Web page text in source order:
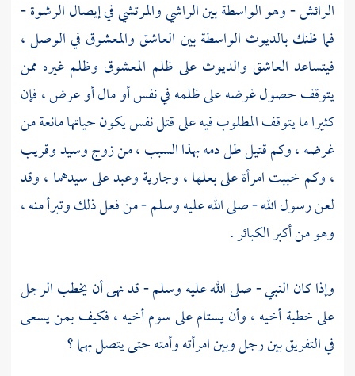
الرائش - وهو الواسطة بين الراشي والمرتشي في إيصال الرشوة -
فما ظنك بالديوث الواسطة بين العاشق والمعشوق في الوصل ،
فيتساعد العاشق والديوث على ظلم المعشوق وظلم غيره ممن
يتوقف حصول غرضه على ظلمه في نفس أو مال أو عرض ، فإن
كثيرا ما يتوقف المطلوب فيه على قتل نفس يكون حياتها مانعة من
غرضه ، وكم قتيل طل دمه بهذا السبب ، من زوج وسيد وقريب
، وكم خببت امرأة على بعلها ، وجارية وعبد على سيدهما ، وقد
لعن رسول الله - صلى الله عليه وسلم - من فعل ذلك وتبرأ منه ،
وهو من أكبر الكبائر .
وإذا كان النبي - صلى الله عليه وسلم - قد نهى أن يخطب الرجل
على خطبة أخيه ، وأن يستام على سوم أخيه ، فكيف بمن يسعى
في التفريق بين رجل وبين امرأته وأمته حتى يتصل بهما ؟